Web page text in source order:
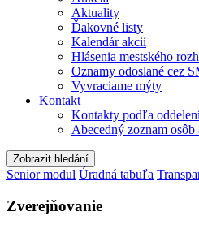
Aktuality
Ďakovné listy
Kalendár akcií
Hlásenia mestského
Oznamy odoslané cez
Vyvraciame mýty
Kontakt
Kontakty podľa
Abecedný zoznam
Zobrazit hledání
Senior modul Úradná tabuľa
Zverejňovanie